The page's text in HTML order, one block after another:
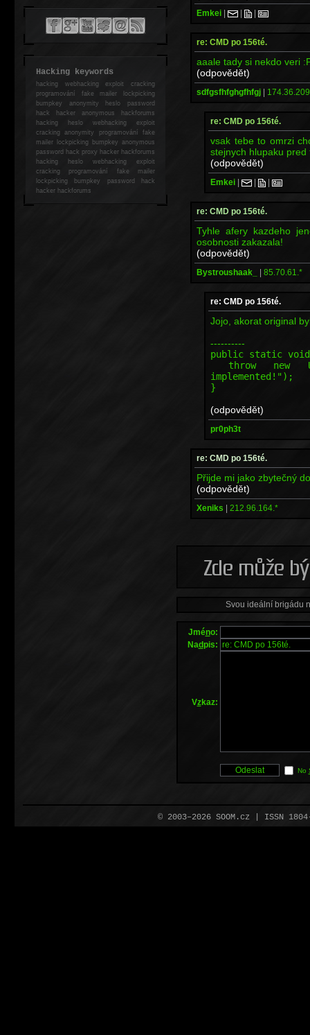
Emkei | | |
re: CMD po 156té.
aaale tady si nekdo veri
(odpovědět)
sdfgsfhfghgfhfgj |
re: CMD po 156té.
vsak tebe to omrzi
stejnych hlupaku pred
(odpovědět)
Emkei | | |
re: CMD po 156té.
Tyhle afery kazdeho
osobnosti zakazala!
(odpovědět)
Bystroushaak_ | 85.70.61.*
re: CMD po 156té.
Jojo, akorat original
----------
public static
throw new
implemented!");
}
(odpovědět)
pr0ph3t
re: CMD po 156té.
Přijde mi jako zbytečný
(odpovědět)
Xeniks | 212.96.164.*
Svou ideální brigádu
Jméno:
Nadpis:
Vzkaz:
No
Hacking keywords
hackingwebhacking exploit cracking
programování fake mailer lockpicking
bumpkey anonymity heslo password
hackhacker anonymous hackforums
hackingheslo webhacking exploit
cracking anonymity programování fake
mailer lockpicking bumpkey anonymous
password hack proxy hacker hackforums
hacking heslo webhacking exploit
cracking programování fake mailer
lockpicking bumpkey password hack
hackerhackforums
© 2003–2026 SOOM.cz | ISSN